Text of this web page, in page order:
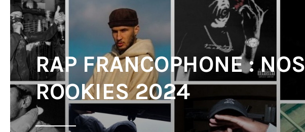
RAP FRANCOPHONE : NOS
ROOKIES 2024